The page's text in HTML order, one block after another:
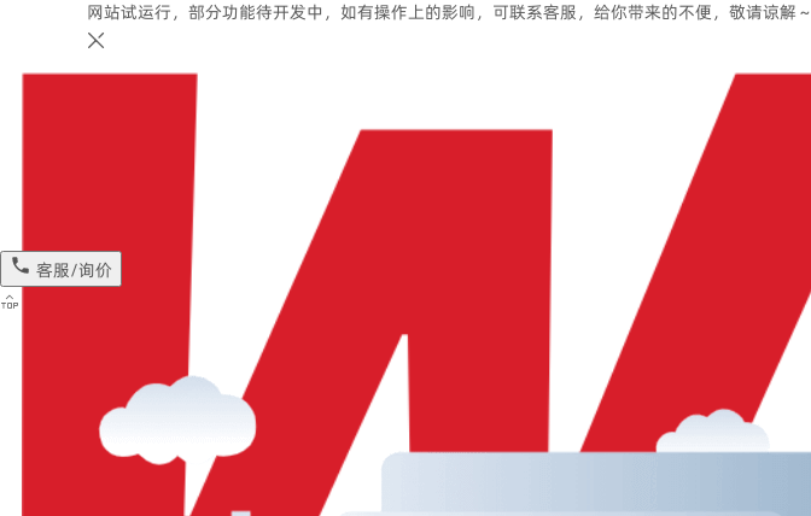
网站试运行，部分功能待开发中，如有操作上的影响，可联系客服，给你带来的不便，敬请谅解～
客服/询价